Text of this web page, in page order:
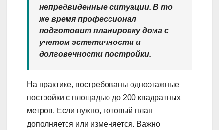
непредвиденные ситуации. В то
же время профессионал
подготовит планировку дома с
учетом эстетичности и
долговечности постройки.
На практике, востребованы одноэтажные
постройки с площадью до 200 квадратных
метров. Если нужно, готовый план
дополняется или изменяется. Важно